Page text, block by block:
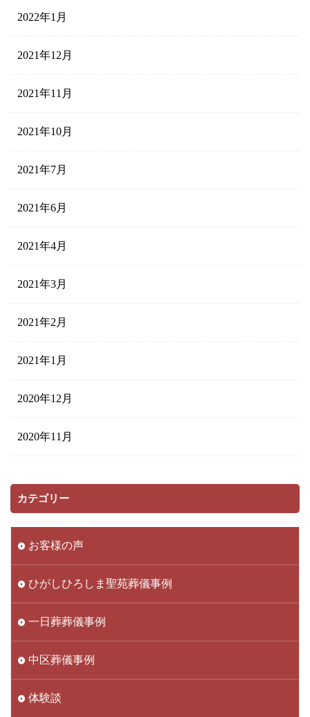
2022年1月
2021年12月
2021年11月
2021年10月
2021年7月
2021年6月
2021年4月
2021年3月
2021年2月
2021年1月
2020年12月
2020年11月
カテゴリー
お客様の声
ひがしひろしま聖苑葬儀事例
一日葬葬儀事例
中区葬儀事例
体験談